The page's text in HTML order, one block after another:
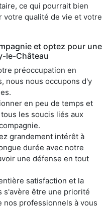
ce qui pourrait bien
votre qualité de vie et votre
et optez pour une
le-Château
préoccupation en
nous nous occupons d'y
en peu de temps et
les soucis liés aux
grandement intérêt à
durée avec notre
une défense en tout
satisfaction et la
s'avère être une priorité
nos professionnels à vous